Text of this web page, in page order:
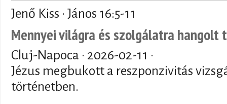
Jenő Kiss · János 16:5-11
Mennyei világra és szolgálatra hangolt
Cluj-Napoca · 2026-02-11 ·
Jézus megbukott a reszponzivitás
történetben.